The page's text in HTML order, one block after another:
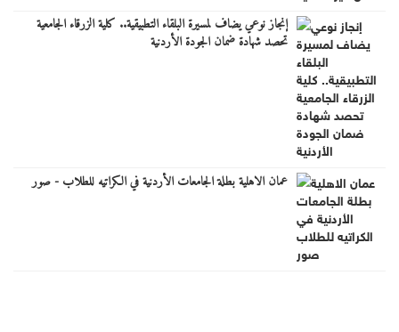
إنجاز نوعي يضاف لمسيرة البلقاء التطبيقية.. كلية الزرقاء الجامعية
تحصد شهادة ضمان الجودة الأردنية
عمان الاهلية بطلة الجامعات الأردنية في الكراتيه للطلاب - صور